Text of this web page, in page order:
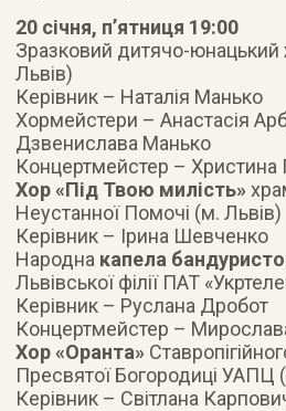
20 січня, п’ятниця 19:00
Зразковий дитячо-юнацький
Львів)
Керівник – Наталія Манько
Хормейстери ­– Анастасія
Дзвенислава Манько
Концертмейстер –
Хор «Під Твою милість»
Неустанної Помочі (м. Львів)
Керівник – Ірина Шевченко
Народна капела
Львівської філії ПАТ
Керівник – Руслана Дробот
Концертмейстер –
Хор «Оранта»
Пресвятої Богородиці УАПЦ
Керівник – Світлана